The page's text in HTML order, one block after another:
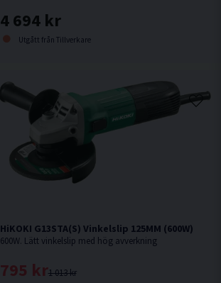
4 694 kr
Utgått från Tillverkare
HiKOKI G13STA(S) Vinkelslip 125MM (600W)
600W. Lätt vinkelslip med hög avverkning
1 013 kr
795 kr